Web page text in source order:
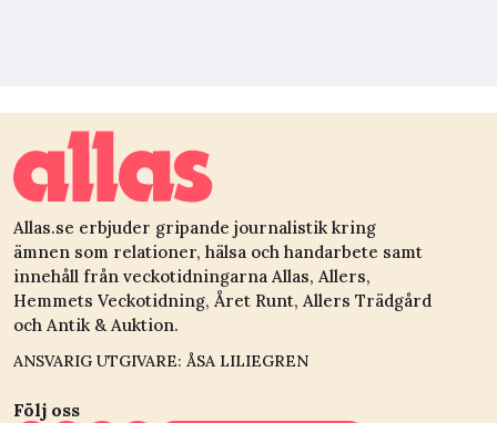
Allas.se erbjuder gripande journalistik kring
ämnen som relationer, hälsa och handarbete samt
innehåll från veckotidningarna Allas, Allers,
Hemmets Veckotidning, Året Runt, Allers Trädgård
och Antik & Auktion.
ANSVARIG UTGIVARE: ÅSA LILIEGREN
Följ oss